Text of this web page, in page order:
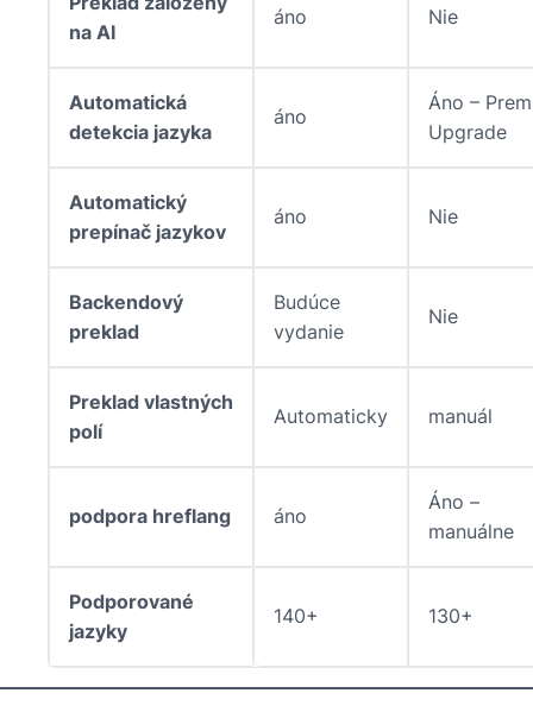
na AI
áno Nie
Automatická
detekcia jazyka
áno
Áno –
Upgrade
Automatický
prepínač jazykov
áno Nie
Backendový
preklad
Budúce
vydanie
Nie
Preklad vlastných
polí
Automaticky manuál
podpora hreflang áno
Áno –
manuálne
Podporované
jazyky
140+ 130+